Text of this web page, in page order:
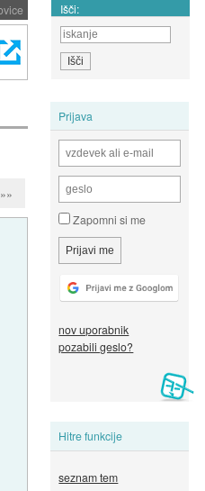
Išči:
Prijava
Zapomni si me
nov uporabnik
pozabili geslo?
Hitre funkcije
seznam tem
»»